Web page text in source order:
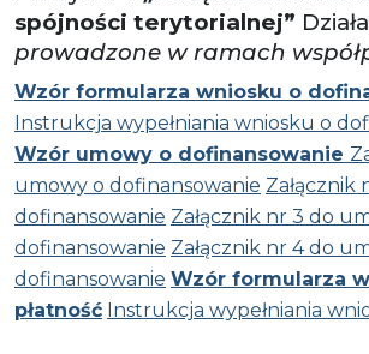
spójności terytorialnej”
prowadzone w ramach
Wzór formularza wniosku o
Instrukcja wypełniania wniosku o
Wzór umowy o dofinansowanie
umowy o dofinansowanie Załącznik
dofinansowanie Załącznik nr 3 do
dofinansowanie Załącznik nr 4 do
dofinansowanie Wzór formularza
płatność Instrukcja wypełniania